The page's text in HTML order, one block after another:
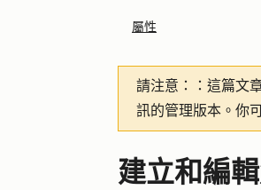
屬性
請注意：
：這篇文
訊的管理版本。你
建立和編